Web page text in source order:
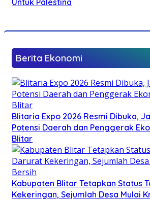
Berita Ekonomi
Blitaria Expo 2026 Resmi Dibuka,
Potensi Daerah dan Penggerak
Blitar
Kabupaten Blitar Tetapkan Status
Kekeringan, Sejumlah Desa Mulai